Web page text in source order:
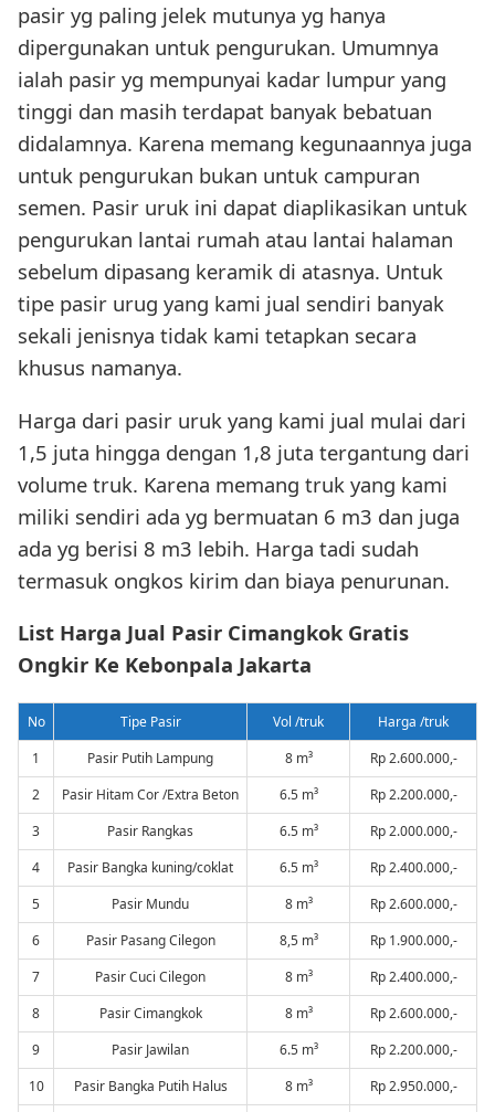
pasir yg paling jelek mutunya yg hanya
dipergunakan untuk pengurukan. Umumnya
ialah pasir yg mempunyai kadar lumpur yang
tinggi dan masih terdapat banyak bebatuan
didalamnya. Karena memang kegunaannya juga
untuk pengurukan bukan untuk campuran
semen. Pasir uruk ini dapat diaplikasikan untuk
pengurukan lantai rumah atau lantai halaman
sebelum dipasang keramik di atasnya. Untuk
tipe pasir urug yang kami jual sendiri banyak
sekali jenisnya tidak kami tetapkan secara
khusus namanya.
Harga dari pasir uruk yang kami jual mulai dari
1,5 juta hingga dengan 1,8 juta tergantung dari
volume truk. Karena memang truk yang kami
miliki sendiri ada yg bermuatan 6 m3 dan juga
ada yg berisi 8 m3 lebih. Harga tadi sudah
termasuk ongkos kirim dan biaya penurunan.
List Harga Jual Pasir Cimangkok Gratis
Ongkir Ke Kebonpala Jakarta
No Tipe Pasir Vol /truk
Harga /truk
1
Pasir Putih Lampung 8 m³
Rp 2.600.000,-
2
Pasir Hitam Cor /Extra Beton 6.5 m³
Rp 2.200.000,-
3
Pasir Rangkas 6.5 m³
Rp 2.000.000,-
4
Pasir Bangka kuning/coklat 6.5 m³
Rp 2.400.000,-
5
Pasir Mundu 8 m³
Rp 2.600.000,-
6
Pasir Pasang Cilegon 8,5 m³
Rp 1.900.000,-
7
Pasir Cuci Cilegon 8 m³
Rp 2.400.000,-
8
Pasir Cimangkok 8 m³
Rp 2.600.000,-
9
Pasir Jawilan 6.5 m³
Rp 2.200.000,-
10
Pasir Bangka Putih Halus 8 m³
Rp 2.950.000,-